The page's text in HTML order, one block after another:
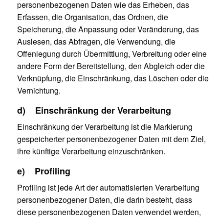
personenbezogenen Daten wie das Erheben, das
Erfassen, die Organisation, das Ordnen, die
Speicherung, die Anpassung oder Veränderung, das
Auslesen, das Abfragen, die Verwendung, die
Offenlegung durch Übermittlung, Verbreitung oder eine
andere Form der Bereitstellung, den Abgleich oder die
Verknüpfung, die Einschränkung, das Löschen oder die
Vernichtung.
d) Einschränkung der Verarbeitung
Einschränkung der Verarbeitung ist die Markierung
gespeicherter personenbezogener Daten mit dem Ziel,
ihre künftige Verarbeitung einzuschränken.
e) Profiling
Profiling ist jede Art der automatisierten Verarbeitung
personenbezogener Daten, die darin besteht, dass
diese personenbezogenen Daten verwendet werden,